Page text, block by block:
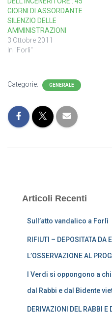
GIORNI DI ASSORDANTE
SILENZIO DELLE
AMMINISTRAZIONI
3 Ottobre 2011
In "Forlì"
Categorie: GENERALE
Articoli Recenti
Sull’atto vandalico a Forlì
RIFIUTI – DEPOSITATA DA
L’OSSERVAZIONE AL
I Verdi si oppongono a
dal Rabbi e dal Bidente
DERIVAZIONI DEL RABBI E